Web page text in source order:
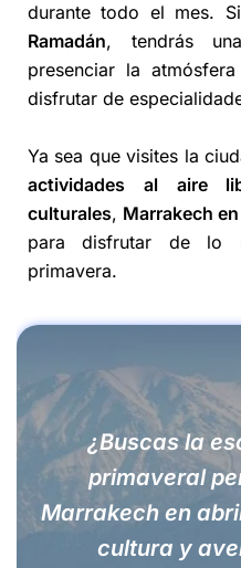
durante todo el mes.
Ramadán, tendrás
presenciar la
disfrutar de
Ya sea que visites la
actividades al aire
culturales, Marrakech
para disfrutar de lo
primavera.
¿Buscas la
primaveral
Marrakech en
cultura y